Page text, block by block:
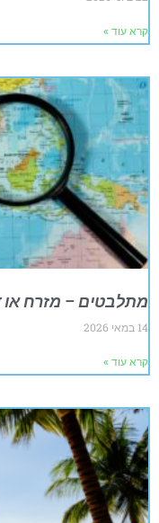
קרא עוד »
מתלבטים – מזרח או
14 במאי 2026
קרא עוד »